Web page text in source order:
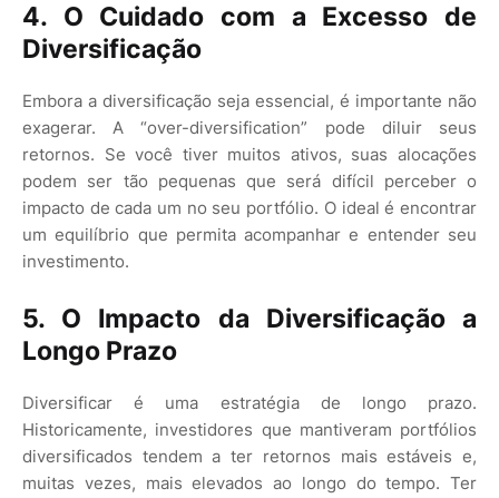
4. O Cuidado com a Excesso de
Diversificação
Embora a diversificação seja essencial, é importante não
exagerar. A “over-diversification” pode diluir seus
retornos. Se você tiver muitos ativos, suas alocações
podem ser tão pequenas que será difícil perceber o
impacto de cada um no seu portfólio. O ideal é encontrar
um equilíbrio que permita acompanhar e entender seu
investimento.
5. O Impacto da Diversificação a
Longo Prazo
Diversificar é uma estratégia de longo prazo.
Historicamente, investidores que mantiveram portfólios
diversificados tendem a ter retornos mais estáveis e,
muitas vezes, mais elevados ao longo do tempo. Ter